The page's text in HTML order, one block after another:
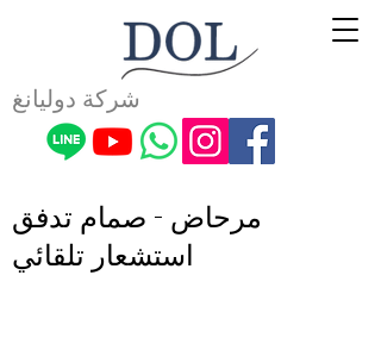
شركة دوليانغ
مرحاض - صمام تدفق
استشعار تلقائي